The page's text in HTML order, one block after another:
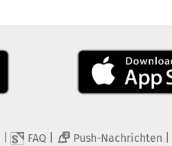
FAQ 2 Push-Nachrichten